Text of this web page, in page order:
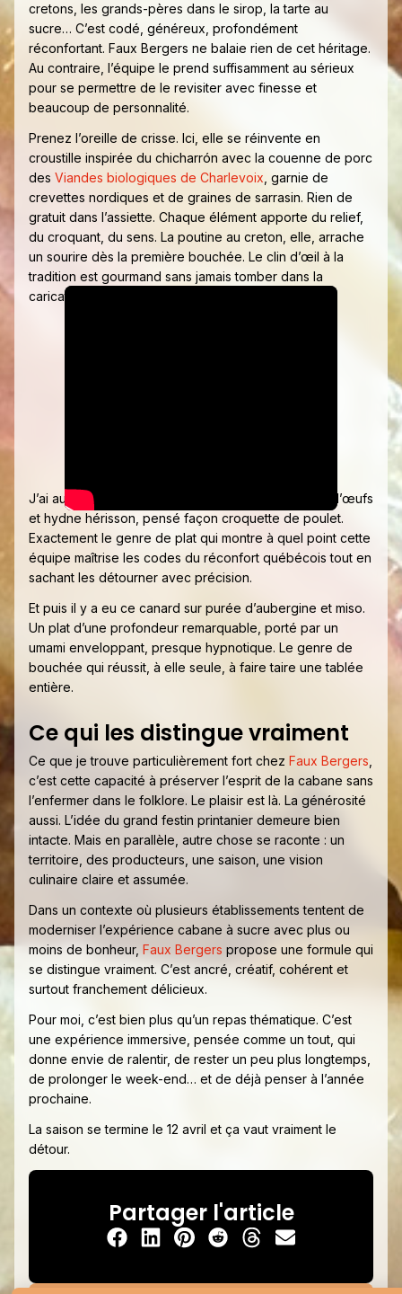
cretons, les grands-pères dans le sirop, la tarte au
sucre… C’est codé, généreux, profondément
réconfortant. Faux Bergers ne balaie rien de cet héritage.
Au contraire, l’équipe le prend suffisamment au sérieux
pour se permettre de le revisiter avec finesse et
beaucoup de personnalité.
Prenez l’oreille de crisse. Ici, elle se réinvente en
croustille inspirée du chicharrón avec la couenne de porc
des Viandes biologiques de Charlevoix , garnie de
crevettes nordiques et de graines de sarrasin. Rien de
gratuit dans l’assiette. Chaque élément apporte du relief,
du croquant, du sens. La poutine au creton, elle, arrache
un sourire dès la première bouchée. Le clin d’œil à la
tradition est gourmand sans jamais tomber dans la
caricature.
J’ai aussi beaucoup aimé le feuilleté sur brouillade d’œufs
et hydne hérisson, pensé façon croquette de poulet.
Exactement le genre de plat qui montre à quel point cette
équipe maîtrise les codes du réconfort québécois tout en
sachant les détourner avec précision.
Et puis il y a eu ce canard sur purée d’aubergine et miso.
Un plat d’une profondeur remarquable, porté par un
umami enveloppant, presque hypnotique. Le genre de
bouchée qui réussit, à elle seule, à faire taire une tablée
entière.
Ce qui les distingue vraiment
Ce que je trouve particulièrement fort chez Faux Bergers
c’est cette capacité à préserver l’esprit de la cabane sans
l’enfermer dans le folklore. Le plaisir est là. La générosité
aussi. L’idée du grand festin printanier demeure bien
intacte. Mais en parallèle, autre chose se raconte : un
territoire, des producteurs, une saison, une vision
culinaire claire et assumée.
Dans un contexte où plusieurs établissements tentent de
moderniser l’expérience cabane à sucre avec plus ou
moins de bonheur, Faux Bergers propose une formule qui
se distingue vraiment. C’est ancré, créatif, cohérent et
surtout franchement délicieux.
Pour moi, c’est bien plus qu’un repas thématique. C’est
une expérience immersive, pensée comme un tout, qui
donne envie de ralentir, de rester un peu plus longtemps,
de prolonger le week-end… et de déjà penser à l’année
prochaine.
La saison se termine le 12 avril et ça vaut vraiment le
détour.
Partager l'article